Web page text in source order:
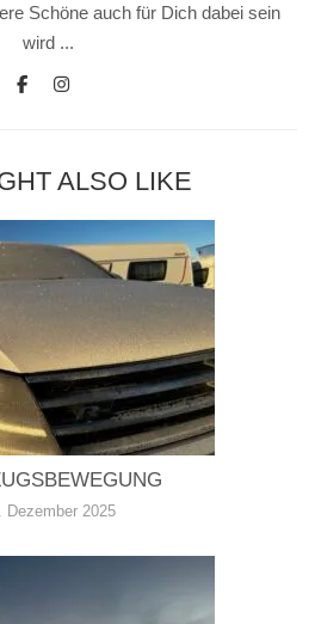
Schöne auch für Dich dabei sein
wird ...
ALSO LIKE
Dezember 2025